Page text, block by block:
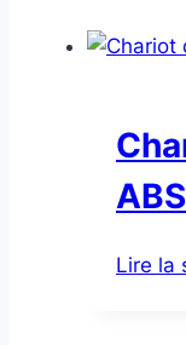
Lire la